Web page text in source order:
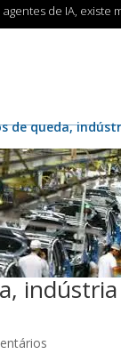
agentes de IA, existe
de queda,